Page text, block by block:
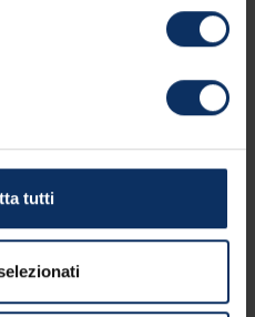
tutti
al triathlon più
ai limiti umani e
più profonda della
di una gara, più di una